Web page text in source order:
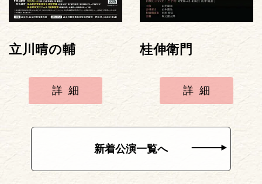
立川晴の輔
詳細
桂伸衛門
詳細
新着公演一覧へ